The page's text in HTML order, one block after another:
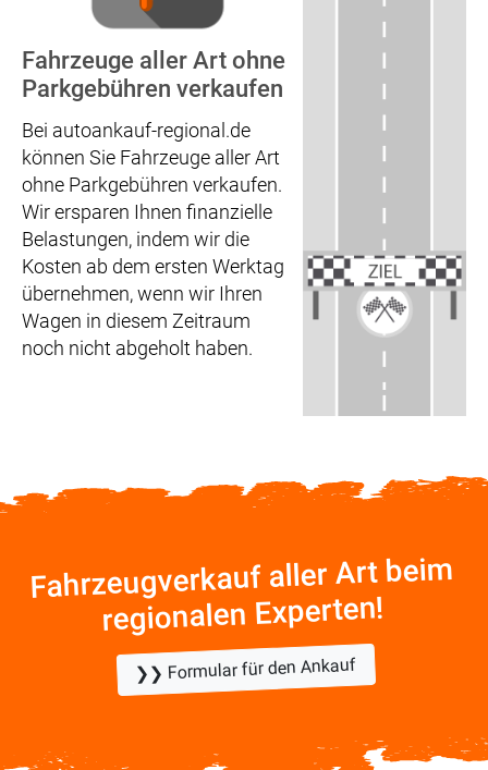
Fahrzeuge aller Art ohne
Parkgebühren verkaufen
Bei autoankauf-regional.de
können Sie Fahrzeuge aller Art
ohne Parkgebühren verkaufen.
Wir ersparen Ihnen finanzielle
Belastungen, indem wir die
Kosten ab dem ersten Werktag
übernehmen, wenn wir Ihren
Wagen in diesem Zeitraum
noch nicht abgeholt haben.
Fahrzeugverkauf aller Art beim
regionalen Experten!
❯❯ Formular für den Ankauf